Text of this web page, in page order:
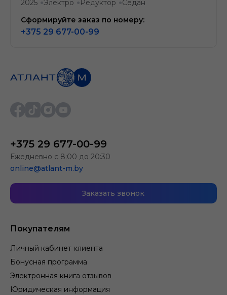
2025 ●Электро ● Редуктор ●Седан
Сформируйте заказ по номеру:
+375 29 677-00-99
Покупателям
Личный кабинет клиента
Бонусная программа
Электронная книга отзывов
Юридическая информация
+375 29 677-00-99
Ежедневно с 8:00 до 20:30
online@atlant-m.by
Заказать звонок